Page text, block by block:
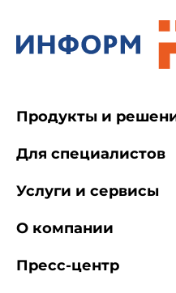
Продукты и
Для специалистов
Услуги и сервисы
О компании
Пресс-центр